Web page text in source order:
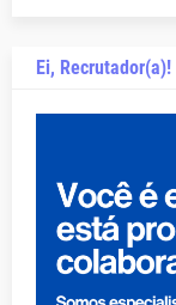
Ei, Recrutador(a)!